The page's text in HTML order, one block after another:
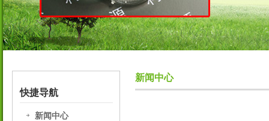
快捷导航
新闻中心
新闻中心